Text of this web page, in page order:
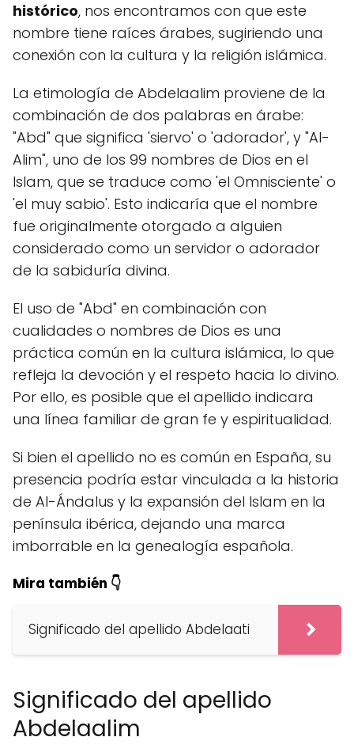
histórico, nos encontramos con que este
nombre tiene raíces árabes, sugiriendo una
conexión con la cultura y la religión islámica.
La etimología de Abdelaalim proviene de la
combinación de dos palabras en árabe:
"Abd" que significa 'siervo' o 'adorador', y "Al-
Alim", uno de los 99 nombres de Dios en el
Islam, que se traduce como 'el Omnisciente' o
'el muy sabio'. Esto indicaría que el nombre
fue originalmente otorgado a alguien
considerado como un servidor o adorador
de la sabiduría divina.
El uso de "Abd" en combinación con
cualidades o nombres de Dios es una
práctica común en la cultura islámica, lo que
refleja la devoción y el respeto hacia lo divino.
Por ello, es posible que el apellido indicara
una línea familiar de gran fe y espiritualidad.
Si bien el apellido no es común en España, su
presencia podría estar vinculada a la historia
de Al-Ándalus y la expansión del Islam en la
península ibérica, dejando una marca
imborrable en la genealogía española.
Mira también 👇
Significado del apellido Abdelaati
Significado del apellido
Abdelaalim